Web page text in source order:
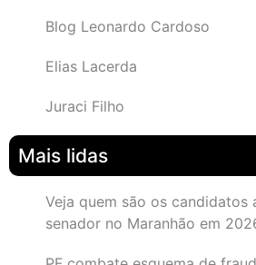
Blog Leonardo Cardoso
Elias Lacerda
Juraci Filho
Mais lidas
Veja quem são os candidatos
senador no Maranhão em